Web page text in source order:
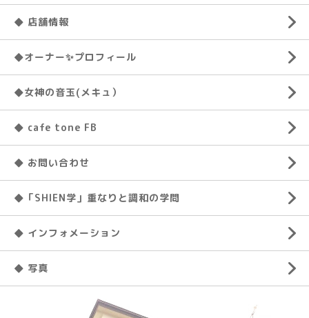
◆ 店舗情報
◆オーナー✨プロフィール
◆女神の音玉(メキュ）
◆ cafe tone FB
◆ お問い合わせ
◆「SHIEN学」重なりと調和の学問
◆ インフォメーション
◆ 写真